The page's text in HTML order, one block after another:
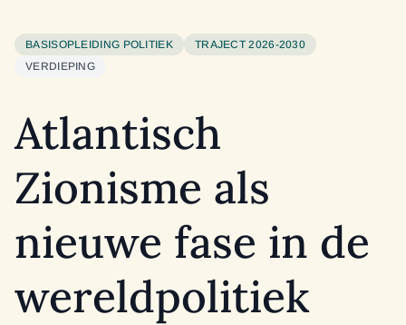
BASISOPLEIDING POLITIEK
TRAJECT 2026-2030
VERDIEPING
Atlantisch
Zionisme als
nieuwe fase in de
wereldpolitiek